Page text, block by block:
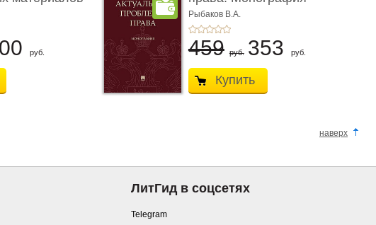
руб.
Рыбаков В.А.
459 руб. 353 руб.
Купить
наверх
ЛитГид в соцсетях
Telegram